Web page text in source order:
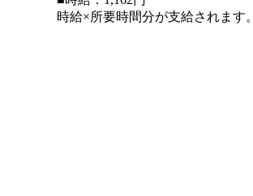
時給×所要時間分が支給されます。